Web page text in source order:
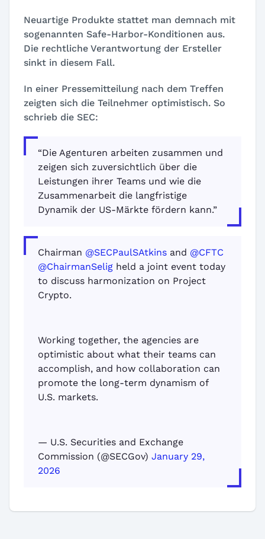
Neuartige Produkte stattet man demnach mit
sogenannten Safe-Harbor-Konditionen aus.
Die rechtliche Verantwortung der Ersteller
sinkt in diesem Fall.
In einer Pressemitteilung nach dem Treffen
zeigten sich die Teilnehmer optimistisch. So
schrieb die SEC:
“Die Agenturen arbeiten zusammen und
zeigen sich zuversichtlich über die
Leistungen ihrer Teams und wie die
Zusammenarbeit die langfristige
Dynamik der US-Märkte fördern kann.”
Chairman @SECPaulSAtkins and @CFTC
@ChairmanSelig held a joint event today
to discuss harmonization on Project
Crypto.
Working together, the agencies are
optimistic about what their teams can
accomplish, and how collaboration can
promote the long-term dynamism of
U.S. markets.
— U.S. Securities and Exchange
Commission (@SECGov) January 29,
2026